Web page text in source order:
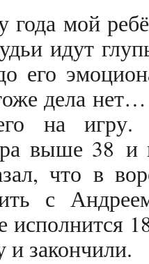
года мой
идут
его
дела
на игру.
выше 38
что в
с
и закончили.